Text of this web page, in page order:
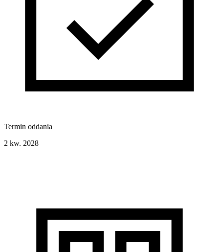
Termin oddania
2 kw. 2028